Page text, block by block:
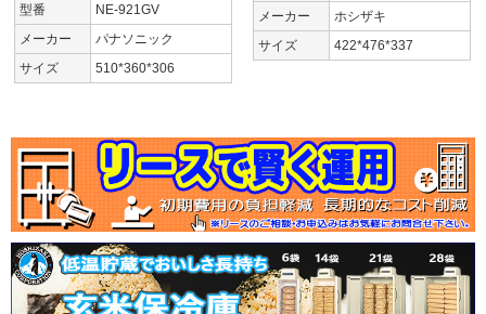
型番
NE-921GV
メーカー
パナソニック
サイズ
510*360*306
メーカー
ホシザキ
サイズ
422*476*337